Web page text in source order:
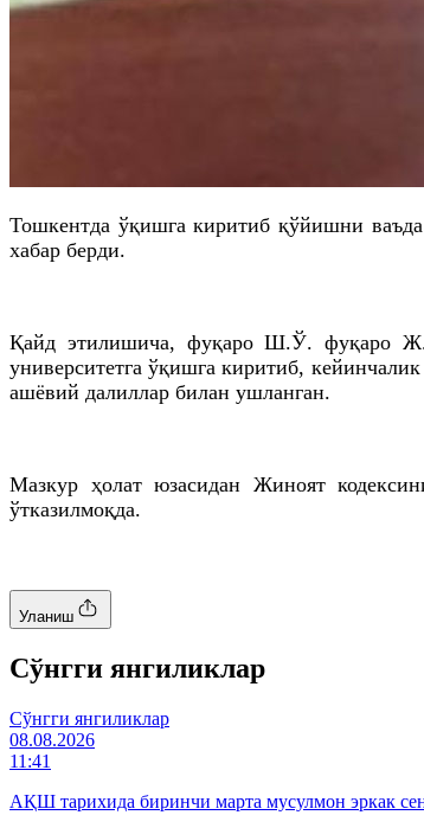
Тошкентда ўқишга киритиб қўйишни
хабар берди.
Қайд этилишича, фуқароШ.Ў. фуқаро Ж
университетга ўқишга киритиб,
ашёвий далиллар билан ушланган.
Мазкур ҳолат юзасидан Жиноят
ўтказилмоқда.
Уланиш
Cўнгги янгиликлар
Cўнгги янгиликлар
08.08.2026
11:41
АҚШ тарихида биринчи марта мусулмон эркак